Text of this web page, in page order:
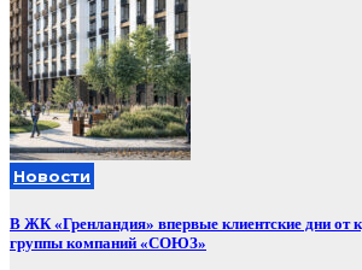
Новости
В ЖК «Гренландия» впервые клиентские дни от
группы компаний «СОЮЗ»